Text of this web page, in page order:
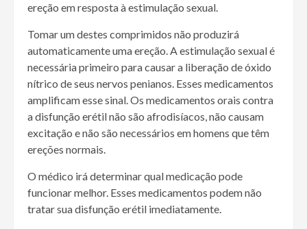
ereção em resposta à estimulação sexual.
Tomar um destes comprimidos não produzirá
automaticamente uma ereção. A estimulação sexual é
necessária primeiro para causar a liberação de óxido
nítrico de seus nervos penianos. Esses medicamentos
amplificam esse sinal. Os medicamentos orais contra
a disfunção erétil não são afrodisíacos, não causam
excitação e não são necessários em homens que têm
ereções normais.
O médico irá determinar qual medicação pode
funcionar melhor. Esses medicamentos podem não
tratar sua disfunção erétil imediatamente.